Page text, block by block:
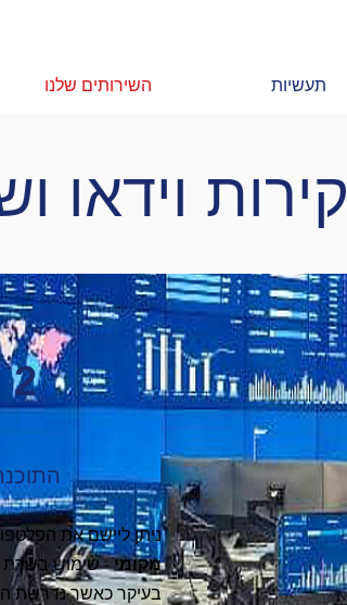
השירותים שלנו תעשיות
קירות וידאו
2
ניתן ליישם את הפלטפורמה
מקומי- שימוש בשרת
בעיקר כאשר נדרשת